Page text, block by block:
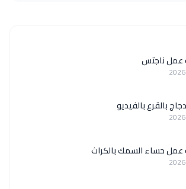
عمل ناجتس
بالقرع بالفيديو
عمل حساء السمك بالكراث